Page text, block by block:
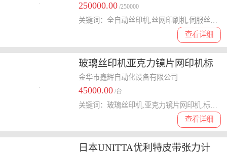
250000.00 /250000
查看详细
关键词：全自动丝印机,丝网印刷机,伺服丝印机
玻璃丝印机亚克力镜片网印机标
牌广告牌丝网印刷机
金华市鑫辉自动化设备有限公司
45000.00 /台
查看详细
日本UNITTA优利特皮带张力计